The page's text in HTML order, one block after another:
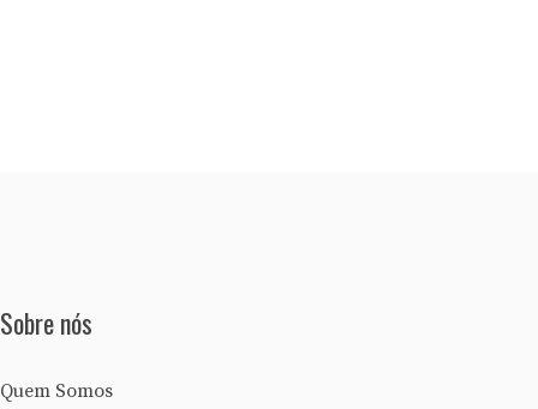
Sobre nós
Quem Somos